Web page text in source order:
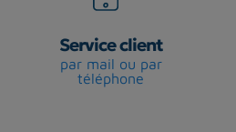
Service client
par mail ou par
téléphone